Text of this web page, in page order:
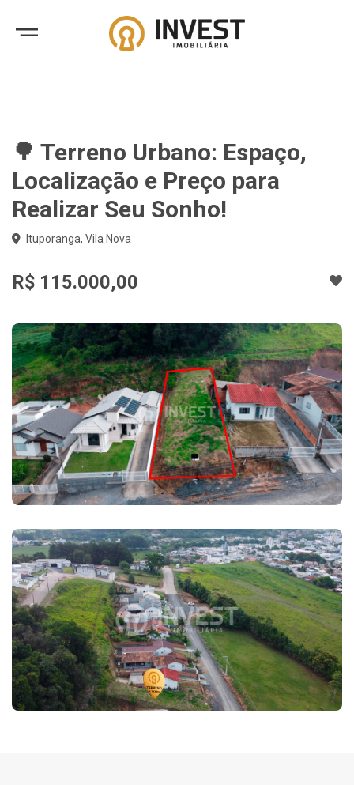
🌳 Terreno Urbano: Espaço,
Localização e Preço para
Realizar Seu Sonho!
Ituporanga, Vila Nova
R$ 115.000,00